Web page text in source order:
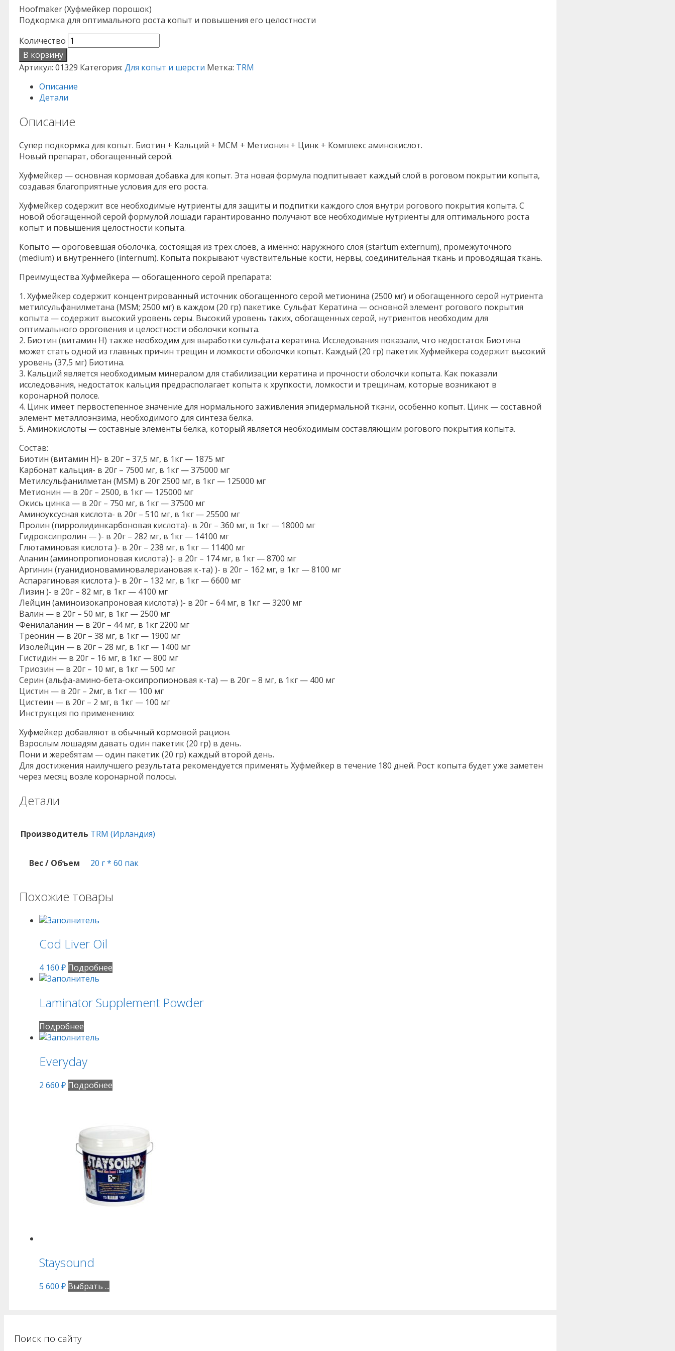
Hoofmaker (Хуфмейкер порошок)
Подкормка для оптимального роста копыт и повышения его целостности
Количество
В корзину
Артикул: 01329 Категория: Для копыт и шерсти Метка: TRM
Описание
Детали
Описание
Супер подкормка для копыт. Биотин + Кальций + МСМ + Метионин + Цинк + Комплекс аминокислот.
Новый препарат, обогащенный серой.
Хуфмейкер — основная кормовая добавка для копыт. Эта новая формула подпитывает каждый слой в роговом покрытии копыта,
создавая благоприятные условия для его роста.
Хуфмейкер содержит все необходимые нутриенты для защиты и подпитки каждого слоя внутри рогового покрытия копыта. С
новой обогащенной серой формулой лошади гарантированно получают все необходимые нутриенты для оптимального роста
копыт и повышения целостности копыта.
Копыто — ороговевшая оболочка, состоящая из трех слоев, а именно: наружного слоя (startum externum), промежуточного
(medium) и внутреннего (internum). Копыта покрывают чувствительные кости, нервы, соединительная ткань и проводящая ткань.
Преимущества Хуфмейкера — обогащенного серой препарата:
1. Хуфмейкер содержит концентрированный источник обогащенного серой метионина (2500 мг) и обогащенного серой нутриента
метилсульфанилметана (MSM; 2500 мг) в каждом (20 гр) пакетике. Сульфат Кератина — основной элемент рогового покрытия
копыта — содержит высокий уровень серы. Высокий уровень таких, обогащенных серой, нутриентов необходим для
оптимального ороговения и целостности оболочки копыта.
2. Биотин (витамин Н) также необходим для выработки сульфата кератина. Исследования показали, что недостаток Биотина
может стать одной из главных причин трещин и ломкости оболочки копыт. Каждый (20 гр) пакетик Хуфмейкера содержит высокий
уровень (37,5 мг) Биотина.
3. Кальций является необходимым минералом для стабилизации кератина и прочности оболочки копыта. Как показали
исследования, недостаток кальция предрасполагает копыта к хрупкости, ломкости и трещинам, которые возникают в
коронарной полосе.
4. Цинк имеет первостепенное значение для нормального заживления эпидермальной ткани, особенно копыт. Цинк — составной
элемент металлоэнзима, необходимого для синтеза белка.
5. Аминокислоты — составные элементы белка, который является необходимым составляющим рогового покрытия копыта.
Состав:
Биотин (витамин Н)- в 20г – 37,5 мг, в 1кг — 1875 мг
Карбонат кальция- в 20г – 7500 мг, в 1кг — 375000 мг
Метилсульфанилметан (MSM) в 20г 2500 мг, в 1кг — 125000 мг
Метионин — в 20г – 2500, в 1кг — 125000 мг
Окись цинка — в 20г – 750 мг, в 1кг — 37500 мг
Аминоуксусная кислота- в 20г – 510 мг, в 1кг — 25500 мг
Пролин (пирролидинкарбоновая кислота)- в 20г – 360 мг, в 1кг — 18000 мг
Гидроксипролин — )- в 20г – 282 мг, в 1кг — 14100 мг
Глютаминовая кислота )- в 20г – 238 мг, в 1кг — 11400 мг
Аланин (аминопропионовая кислота) )- в 20г – 174 мг, в 1кг — 8700 мг
Аргинин (гуанидионоваминовалериановая к-та) )- в 20г – 162 мг, в 1кг — 8100 мг
Аспарагиновая кислота )- в 20г – 132 мг, в 1кг — 6600 мг
Лизин )- в 20г – 82 мг, в 1кг — 4100 мг
Лейцин (аминоизокапроновая кислота) )- в 20г – 64 мг, в 1кг — 3200 мг
Валин — в 20г – 50 мг, в 1кг — 2500 мг
Фенилаланин — в 20г – 44 мг, в 1кг 2200 мг
Треонин — в 20г – 38 мг, в 1кг — 1900 мг
Изолейцин — в 20г – 28 мг, в 1кг — 1400 мг
Гистидин — в 20г – 16 мг, в 1кг — 800 мг
Триозин — в 20г – 10 мг, в 1кг — 500 мг
Серин (альфа-амино-бета-оксипропионовая к-та) — в 20г – 8 мг, в 1кг — 400 мг
Цистин — в 20г – 2мг, в 1кг — 100 мг
Цистеин — в 20г – 2 мг, в 1кг — 100 мг
Инструкция по применению:
Хуфмейкер добавляют в обычный кормовой рацион.
Взрослым лошадям давать один пакетик (20 гр) в день.
Пони и жеребятам — один пакетик (20 гр) каждый второй день.
Для достижения наилучшего результата рекомендуется применять Хуфмейкер в течение 180 дней. Рост копыта будет уже заметен
через месяц возле коронарной полосы.
Детали
Производитель TRM (Ирландия)
Вес / Объем 20 г * 60 пак
Похожие товары
Cod Liver Oil
4 160 ₽ Подробнее
Laminator Supplement Powder
Подробнее
Everyday
2 660 ₽ Подробнее
Staysound
5 600 ₽ Выбрать ...
Поиск по сайту